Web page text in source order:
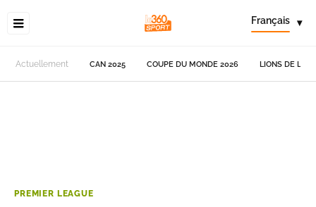
Français ▾
Actuellement CAN 2025 COUPE DU MONDE 2026 LIONS DE
PREMIER LEAGUE